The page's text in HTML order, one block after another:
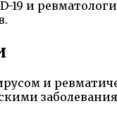
19 и
и